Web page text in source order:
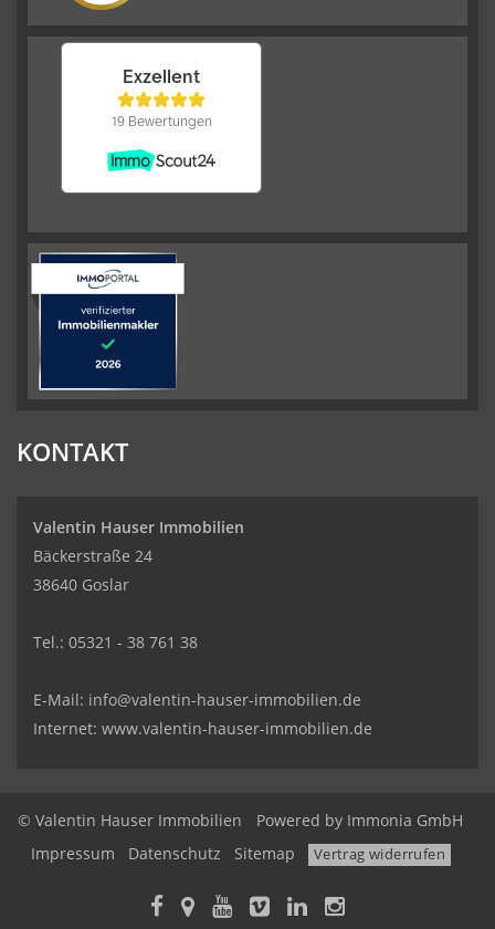
KONTAKT
Valentin Hauser Immobilien
Bäckerstraße 24
38640 Goslar
Tel.: 05321 - 38 761 38
E-Mail: info@valentin-hauser-immobilien.de
Internet: www.valentin-hauser-immobilien.de
© Valentin Hauser Immobilien
Powered by Immonia GmbH
Impressum
Datenschutz Sitemap Vertrag widerrufen